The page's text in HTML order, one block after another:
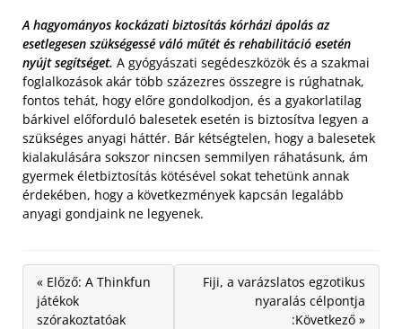
A hagyományos kockázati biztosítás kórházi ápolás az
esetlegesen szükségessé váló műtét és rehabilitáció esetén
nyújt segítséget. A gyógyászati segédeszközök és a szakmai
foglalkozások akár több százezres összegre is rúghatnak,
fontos tehát, hogy előre gondolkodjon, és a gyakorlatilag
bárkivel előforduló balesetek esetén is biztosítva legyen a
szükséges anyagi háttér. Bár kétségtelen, hogy a balesetek
kialakulására sokszor nincsen semmilyen ráhatásunk, ám
gyermek életbiztosítás kötésével sokat tehetünk annak
érdekében, hogy a következmények kapcsán legalább
anyagi gondjaink ne legyenek.
« Előző: A Thinkfun
játékok
szórakoztatóak
Fiji, a varázslatos egzotikus
nyaralás célpontja
:Következő »